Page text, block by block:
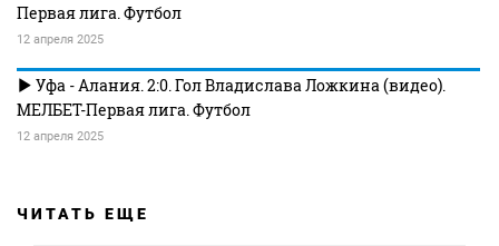
Первая лига. Футбол
12 апреля 2025
Уфа - Алания. 2:0. Гол Владислава Ложкина (видео).
МЕЛБЕТ-Первая лига. Футбол
12 апреля 2025
ЧИТАТЬ ЕЩЕ